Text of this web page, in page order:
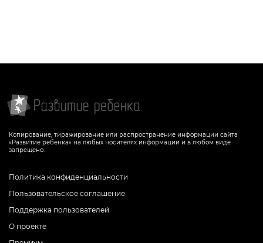
Копирование, тиражирование или распространение информации сайта
«Развитие ребенка» на любых носителях информации и в любом виде
запрещено.
Политика конфиденциальности
Пользовательское соглашение
Поддержка пользователей
О проекте